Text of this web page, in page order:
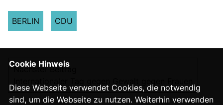
BERLIN CDU
Nächster Beitrag
Cookie Hinweis
Diese Webseite verwendet Cookies, die notwendig
sind, um die Webseite zu nutzen. Weiterhin verwenden